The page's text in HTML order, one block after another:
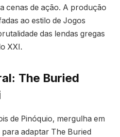
cenas de ação. A produção
ao estilo de Jogos
das lendas gregas
XXI.
The Buried
de Pinóquio, mergulha em
adaptar The Buried